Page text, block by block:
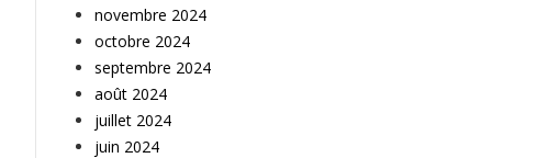
novembre 2024
octobre 2024
septembre 2024
août 2024
juillet 2024
juin 2024